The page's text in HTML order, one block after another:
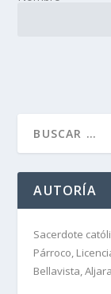
AUTORÍA
Sacerdote
Párroco,
Bellavista,